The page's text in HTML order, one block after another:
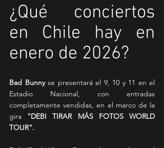
¿Qué conciertos
en Chile hay en
enero de 2026?
Bad Bunny se presentará el 9, 10 y 11 en el
Estadio Nacional, con entradas
completamente vendidas, en el marco de la
gira "DEBI TIRAR MÁS FOTOS WORLD
TOUR".